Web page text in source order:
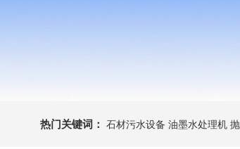
热门关键词： 石材污水设备 油墨水处理机